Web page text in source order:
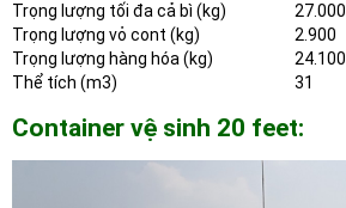
Trọng lượng tối đa cả bì (kg)
27.000
Trọng lượng vỏ cont (kg)
2.900
Trọng lượng hàng hóa (kg)
24.100
Thể tích (m3)
31
Container vệ sinh 20 feet: